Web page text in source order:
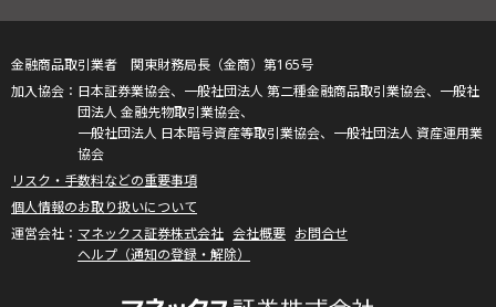
金融商品取引業者 関東財務局長（金商）第165号
日本証券業協会、一般社団法人 第二種金融商品取引業協会、一般社
団法人 金融先物取引業協会、
一般社団法人 日本暗号資産等取引業協会、一般社団法人 資産運用業
協会
リスク・手数料などの重要事項
個人情報のお取り扱いについて
マネックス証券株式会社 会社概要 お問合せ
ヘルプ（通知の登録・解除）